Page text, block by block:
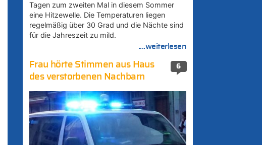
Tagen zum zweiten Mal in diesem Sommer
eine Hitzewelle. Die Temperaturen liegen
regelmäßig über 30 Grad und die Nächte sind
für die Jahreszeit zu mild.
....weiterlesen
6
Frau hörte Stimmen aus Haus
des verstorbenen Nachbarn